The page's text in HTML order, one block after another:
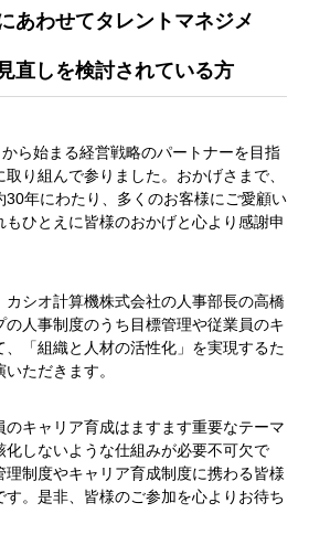
あわせてタレントマネジメ
直しを検討されている方
ら始まる経営戦略のパートナーを目指
り組んで参りました。おかげさまで、
30年にわたり、多くのお客様にご愛顧い
ひとえに皆様のおかげと心より感謝申
シオ計算機株式会社の人事部長の高橋
の人事制度のうち目標管理や従業員のキ
、「組織と人材の活性化」を実現するた
ただきます。
キャリア育成はますます重要なテーマ
化しないような仕組みが必要不可欠で
制度やキャリア育成制度に携わる皆様
。是非、皆様のご参加を心よりお待ち